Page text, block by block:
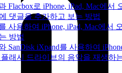
Flacbox로 iPhone, iPad, Mac에서
댓글을 추가하고 보는 방법
사용하여 iPhone, iPad, Mac에서
방법
SanDisk iXpand를 사용하여
래시 드라이브의 음악을 재생하